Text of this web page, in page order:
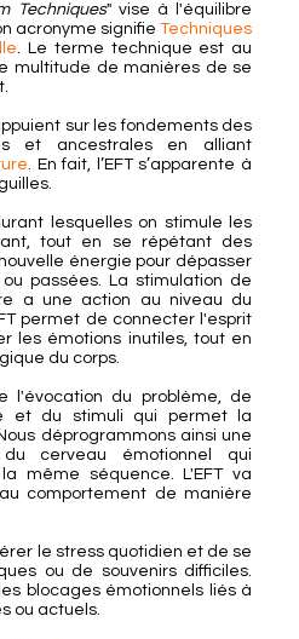
Techniques" vise à l'équilibre
acronyme signifieTechniques
. Le terme technique est au
multitude de manières de se
sur les fondements des
et ancestrales en alliant
. En fait, l’EFT s’apparente à
lesquelles on stimule les
tout en se répétant des
énergie pour dépasser
passées. La stimulation de
a une action au niveau du
permet de connecter l'esprit
les émotions inutiles, tout en
du corps.
l'évocation du problème, de
et du stimuli qui permet la
déprogrammons ainsi une
du cerveau émotionnel qui
même séquence. L'EFT va
comportement de manière
le stress quotidien et de se
ou de souvenirs difficiles.
blocages émotionnels liés à
ou actuels.